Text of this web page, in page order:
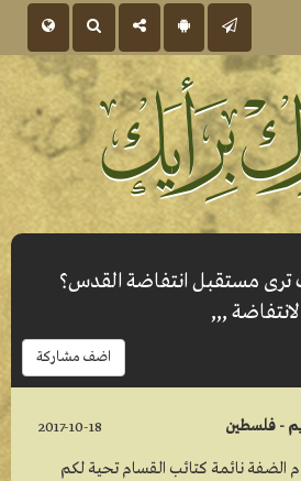
ترى مستقبل انتفاضة القدس؟
,,,
اضف مشاركة
- فلسطين 2017-10-18
الضفة نائمة كتائب القسام تحية لكم